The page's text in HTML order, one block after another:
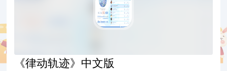
《律动轨迹》中文版